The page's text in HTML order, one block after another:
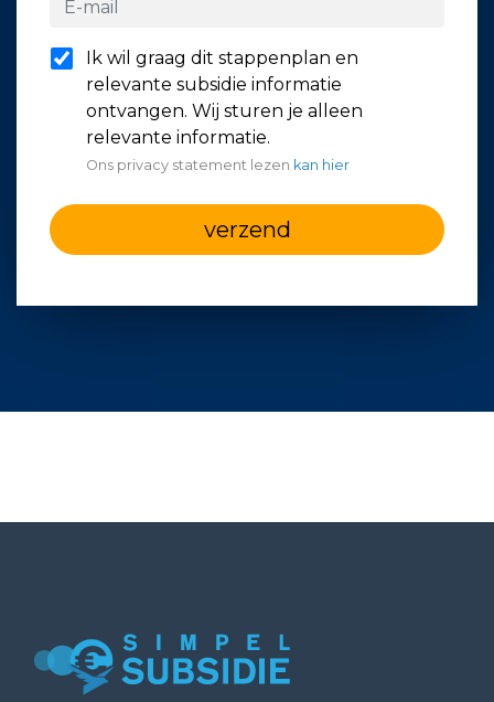
Ik wil graag dit stappenplan en
relevante subsidie informatie
ontvangen. Wij sturen je alleen
relevante informatie.
Ons privacy statement lezen kan hier
verzend